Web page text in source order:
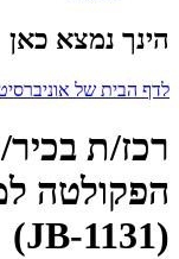
הינך נמצא כאן
לדף הבית של
רכז/ת
הפקולטה
(JB-1131)